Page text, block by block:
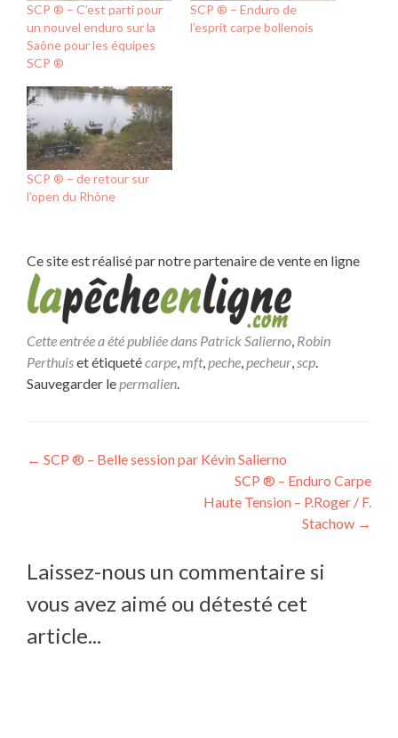
SCP ® – C’est parti pour
un nouvel enduro sur la
Saône pour les équipes
SCP ®
SCP ® – Enduro de
l’esprit carpe bollenois
SCP ® – de retour sur
l’open du Rhône
Ce site est réalisé par notre partenaire de vente en ligne
Cette entrée a été publiée dans Patrick Salierno Robin
Perthuiset étiquetécarpe mft, peche pecheur scp
Sauvegarder le permalien
Navigation
← SCP ® – Belle session par Kévin Salierno
SCP ® – Enduro Carpe
Haute Tension – P.Roger / F.
Stachow →
Laissez-nous un commentaire si
vous avez aimé ou détesté cet
article...